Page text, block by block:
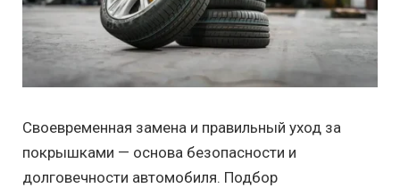
Своевременная замена и правильный уход за
покрышками — основа безопасности и
долговечности автомобиля. Подбор